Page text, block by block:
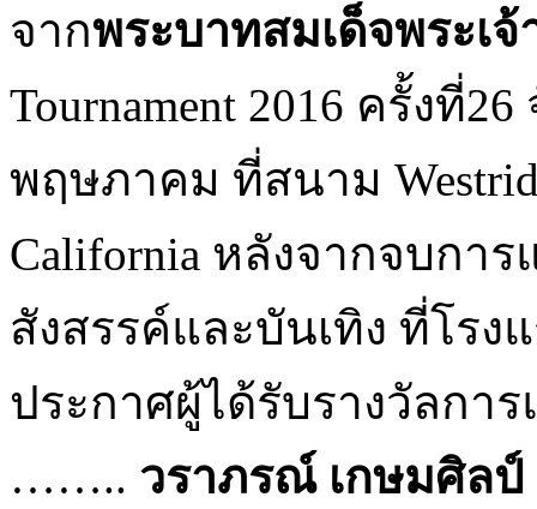
จากพระบาทสมเด็จพระเจ้
Tournament 2016 ครั้งที่
พฤษภาคม ที่สนาม
California หลังจากจบกา
สังสรรค์และบันเทิง ที่โร
ประกาศผู้ได้รับรางวัลกา
…….. วราภรณ์ เกษมศิลป์